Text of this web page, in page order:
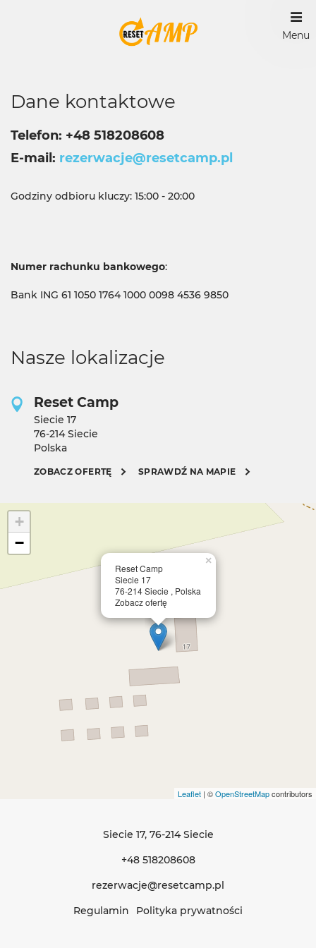
Menu
Dane kontaktowe
Telefon +48 518208608
E-mail
rezerwacje@resetcamp.pl
Godziny odbioru kluczy: 15:00 - 20:00
Numer rachunku bankowego:
Bank ING 61 1050 1764 1000 0098 4536 9850
Nasze lokalizacje
Reset Camp
Siecie 17
76-214 Siecie
Polska
ZOBACZ OFERTĘ SPRAWDŹ NA MAPIE
Reset Camp
Siecie 17
76-214 Siecie , Polska
Zobacz ofertę
×
+
−
Leaflet | ©OpenStreetMapcontributors
Siecie 17, 76-214 Siecie
+48 518208608
rezerwacje@resetcamp.pl
Regulamin
Polityka prywatności